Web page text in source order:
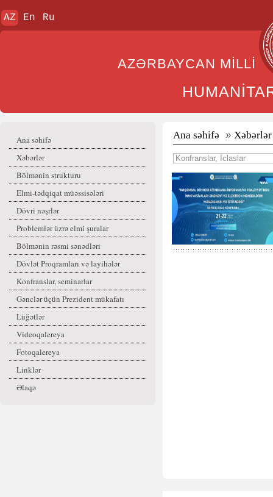
AZ En Ru
AZƏRBAYCAN
Ana səhifə
Xəbərlər
Bölmənin strukturu
Elmi-tədqiqat müəssisələri
Dövri nəşrlər
Problemlər üzrə elmi şuralar
Bölmənin rəsmi sənədləri
Dövlət Proqramları və layihələr
Konfranslar, seminarlar
Gənclər üçün Prezident mükafatı
Lüğətlər
Videoqalereya
Fotoqalereya
Linklər
Əlaqə
Ana səhifə Xəbərlər